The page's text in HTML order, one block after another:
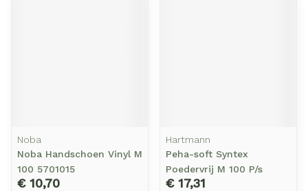
Noba
Noba Handschoen Vinyl M
100 5701015
€ 10,70
Hartmann
Peha-soft Syntex
Poedervrij M 100 P/s
€ 17,31